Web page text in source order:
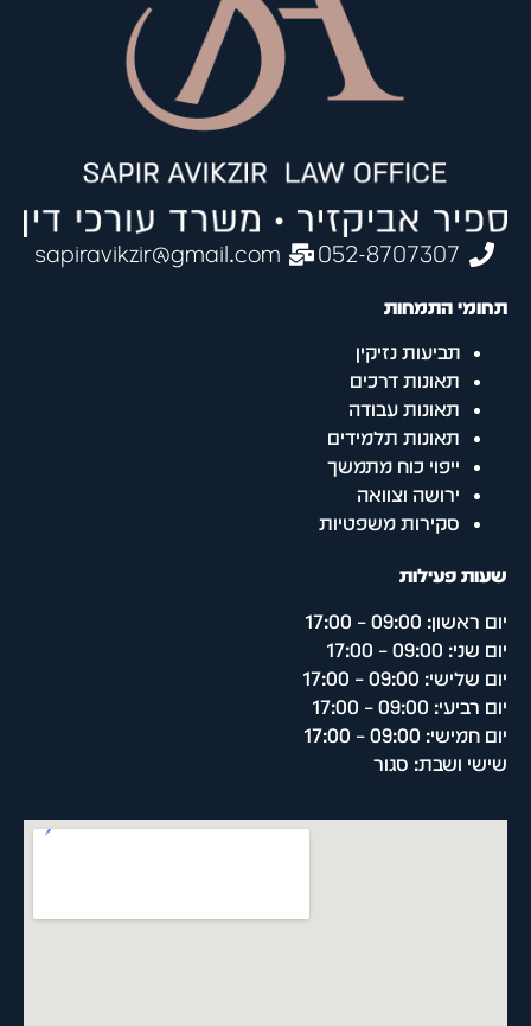
052-8707307
sapiravikzir@gmail.com
תחומי התמחות
תביעות נזיקין
תאונות דרכים
תאונות עבודה
תאונות תלמידים
ייפוי כוח מתמשך
ירושה וצוואה
סקירות משפטיות
שעות פעילות
יום ראשון: 09:00 – 17:00
יום שני: 09:00 – 17:00
יום שלישי: 09:00 – 17:00
יום רביעי: 09:00 – 17:00
יום חמישי: 09:00 – 17:00
שישי ושבת: סגור